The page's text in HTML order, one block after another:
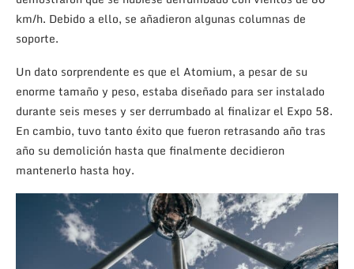
km/h. Debido a ello, se añadieron algunas columnas de
soporte.
Un dato sorprendente es que el Atomium, a pesar de su
enorme tamaño y peso, estaba diseñado para ser instalado
durante seis meses y ser derrumbado al finalizar el Expo 58.
En cambio, tuvo tanto éxito que fueron retrasando año tras
año su demolición hasta que finalmente decidieron
mantenerlo hasta hoy.